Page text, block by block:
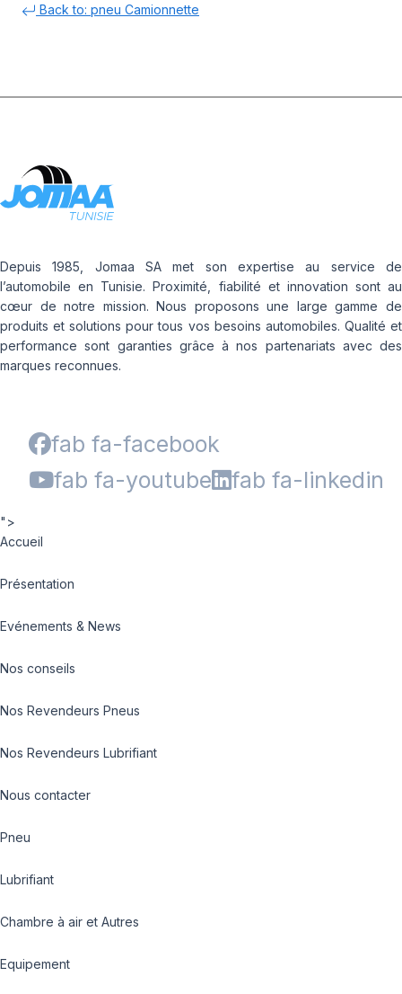
Back to: pneu Camionnette
Depuis 1985, Jomaa SA met son expertise au service de
l’automobile en Tunisie. Proximité, fiabilité et innovation sont au
cœur de notre mission. Nous proposons une large gamme de
produits et solutions pour tous vos besoins automobiles. Qualité et
performance sont garanties grâce à nos partenariats avec des
marques reconnues.
fab fa-facebook
fab fa-youtube
fab fa-linkedin
">
Accueil
Présentation
Evénements & News
Nos conseils
Nos Revendeurs Pneus
Nos Revendeurs Lubrifiant
Nous contacter
Pneu
Lubrifiant
Chambre à air et Autres
Equipement